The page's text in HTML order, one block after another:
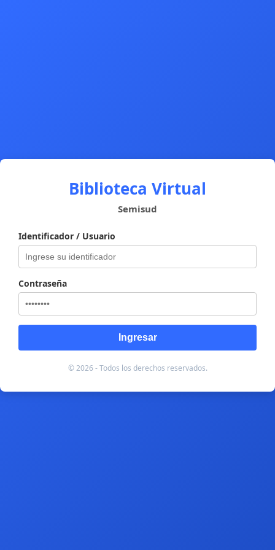
Biblioteca Virtual
Semisud
Identificador / Usuario
Contraseña
Ingresar
© 2026 - Todos los derechos reservados.